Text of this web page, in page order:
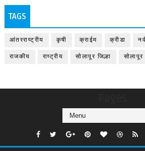
TAGS
आंतरराष्ट्रीय कृषी क्राईम क्रीडा
राजकीय राष्ट्रीय सोलापूर जिल्हा